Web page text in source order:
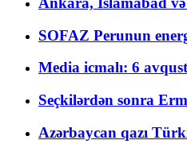
SOFAZ Perunun
Media icmalı: 6
Seçkilərdən sonra
Azərbaycan qazı